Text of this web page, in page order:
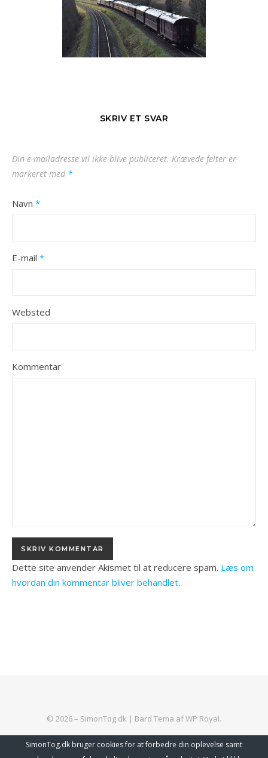
SKRIV ET SVAR
Din e-mailadresse vil ikke blive publiceret. Krævede felter er
markeret med *
Navn *
E-mail *
Websted
Kommentar
Dette site anvender Akismet til at reducere spam. Læs om
hvordan din kommentar bliver behandlet.
© 2026 – SimonTog.dk | Bard Tema afWP Royal.
SimonTog.dk bruger cookies for at forbedre din oplevelse samt